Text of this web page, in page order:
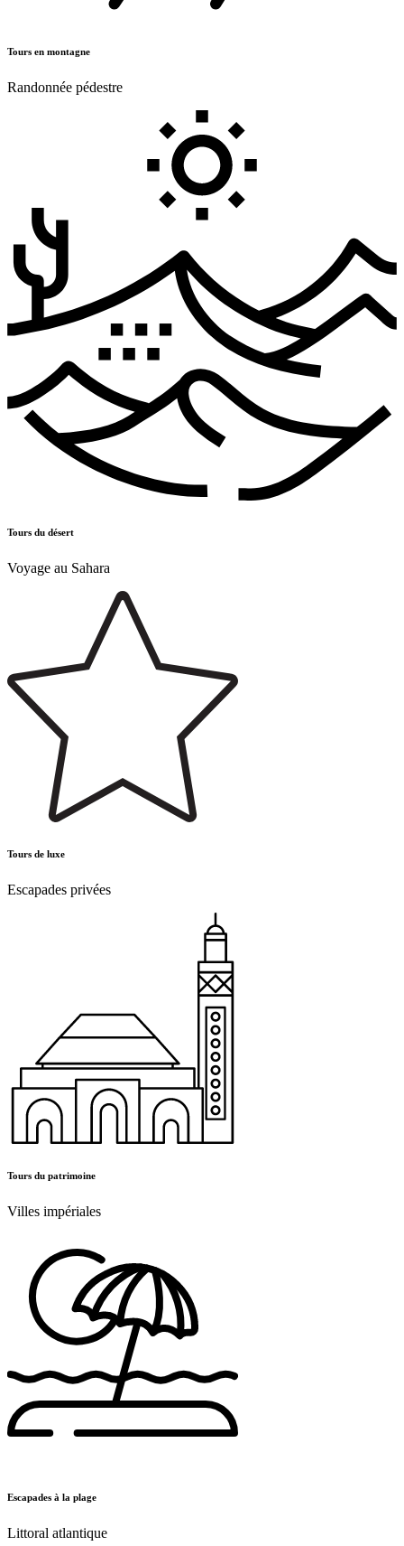
Tours en montagne
Randonnée pédestre
Tours du désert
Voyage au Sahara
Tours de luxe
Escapades privées
Tours du patrimoine
Villes impériales
Escapades à la plage
Littoral atlantique